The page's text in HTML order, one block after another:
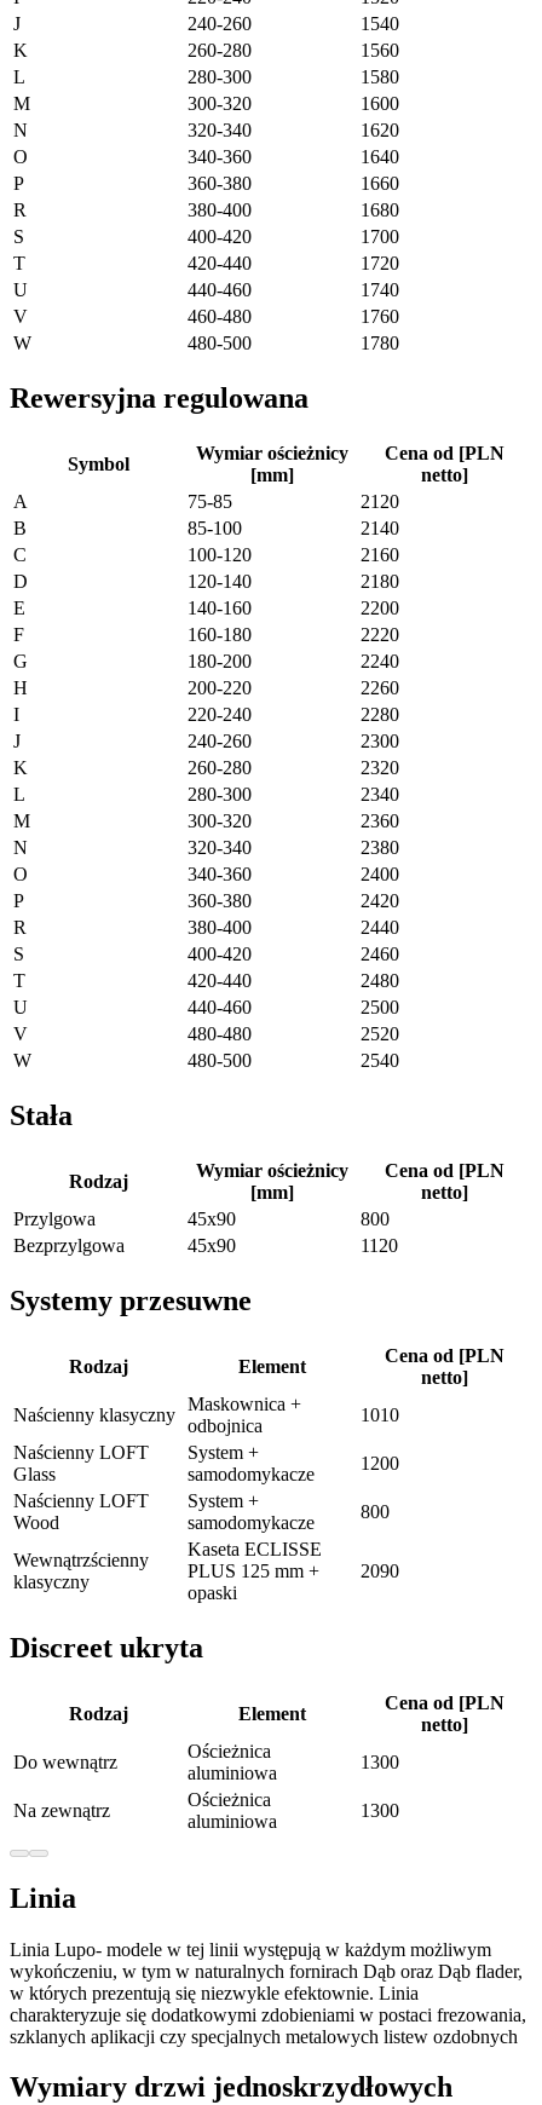
J
240-260
1540
K
260-280
1560
L
280-300
1580
M
300-320
1600
N
320-340
1620
O
340-360
1640
P
360-380
1660
R
380-400
1680
S
400-420
1700
T
420-440
1720
U
440-460
1740
V
460-480
1760
W
480-500 1780
Rewersyjna regulowana
Symbol
Wymiar ościeżnicy
[mm]
Cena od [PLN
netto]
A
75-85
2120
B
85-100
2140
C
100-120
2160
D
120-140
2180
E
140-160
2200
F
160-180
2220
G
180-200
2240
H
200-220
2260
I
220-240
2280
J
240-260
2300
K
260-280
2320
L
280-300
2340
M
300-320
2360
N
320-340
2380
O
340-360
2400
P
360-380
2420
R
380-400
2440
S
400-420
2460
T
420-440
2480
U
440-460
2500
V
480-480
2520
W
480-500 2540
Stała
Rodzaj
Wymiar ościeżnicy
[mm]
Cena od [PLN
netto]
Przylgowa
45x90
800
Bezprzylgowa
45x90 1120
Systemy przesuwne
Rodzaj Element
Cena od [PLN
netto]
Naścienny klasyczny
Maskownica +
odbojnica
1010
Naścienny LOFT
Glass
System +
samodomykacze
1200
Naścienny LOFT
Wood
System +
samodomykacze
800
Wewnątrzścienny
klasyczny
Kaseta ECLISSE
PLUS 125 mm +
opaski
2090
Discreet ukryta
Rodzaj Element
Cena od [PLN
netto]
Do wewnątrz
Ościeżnica
aluminiowa
1300
Na zewnątrz
Ościeżnica
aluminiowa
1300
Linia
Linia Lupo- modele w tej linii występują w każdym możliwym
wykończeniu, w tym w naturalnych fornirach Dąb oraz Dąb flader,
w których prezentują się niezwykle efektownie. Linia
charakteryzuje się dodatkowymi zdobieniami w postaci frezowania,
szklanych aplikacji czy specjalnych metalowych listew ozdobnych
Wymiary drzwi jednoskrzydłowych